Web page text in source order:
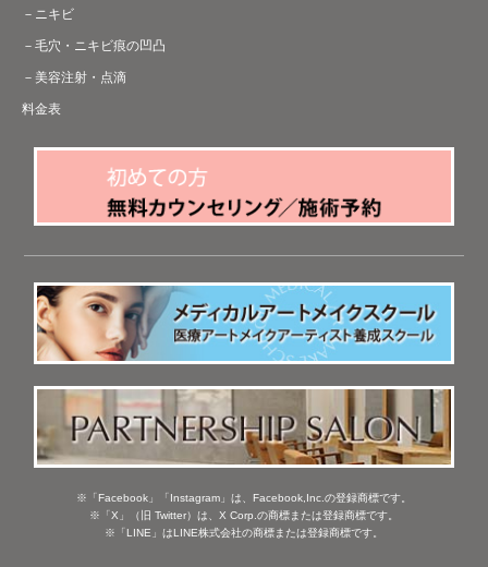
ニキビ
毛穴・ニキビ痕の凹凸
美容注射・点滴
料金表
※「Facebook」「Instagram」は、Facebook,Inc.の登録商標です。
※「X」（旧 Twitter）は、X Corp.の商標または登録商標です。
※「LINE」はLINE株式会社の商標または登録商標です。